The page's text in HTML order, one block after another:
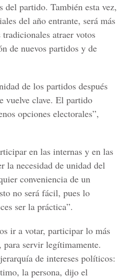
del partido. También esta vez,
del año entrante, será más
atraer votos
de nuevos partidos y de
de los partidos después
vuelve clave. El partido
opciones electorales”,
en las internas y en las
la necesidad de unidad del
conveniencia de un
no será fácil, pues lo
ser la práctica”.
ir a votar, participar lo más
servir legítimamente.
de intereses políticos:
la persona, dijo el